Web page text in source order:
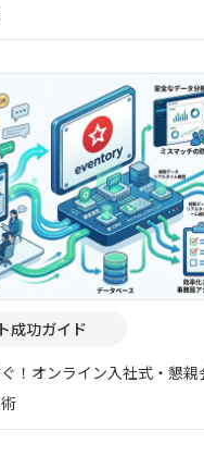
成功ガイド
！オンライン入社式・懇親